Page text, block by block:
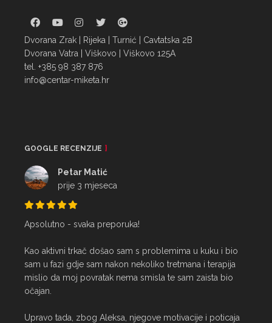
Dvorana Zrak | Rijeka | Turnić | Cavtatska 2B
Dvorana Vatra | Viškovo | Viškovo 125A
tel. +385 98 387 876
info@centar-miketa.hr
GOOGLE RECENZIJE
Petar Matić
prije 3 mjeseca
Apsolutno - svaka preporuka!
Kao aktivni trkač došao sam s problemima u kuku i bio
sam u fazi gdje sam nakon nekoliko tretmana i terapija
mislio da moj povratak nema smisla te sam zaista bio
očajan.
Upravo tada, zbog Aleksa, njegove motivacije i poticaja